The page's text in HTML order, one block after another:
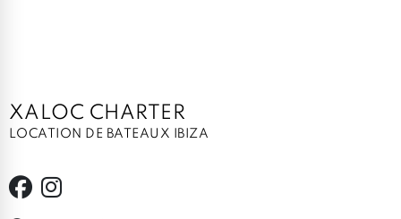
XALOC CHARTER
LOCATION DE BATEAUX IBIZA